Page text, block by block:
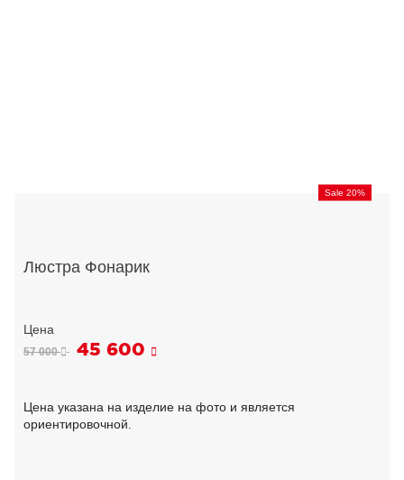
Sale 20%
Люстра Фонарик
57 000 45 600
Цена указана на изделие на фото и является
ориентировочной.